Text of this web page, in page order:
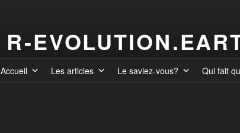
R-
Accueil Les articles Le saviez-vous? Qui fait